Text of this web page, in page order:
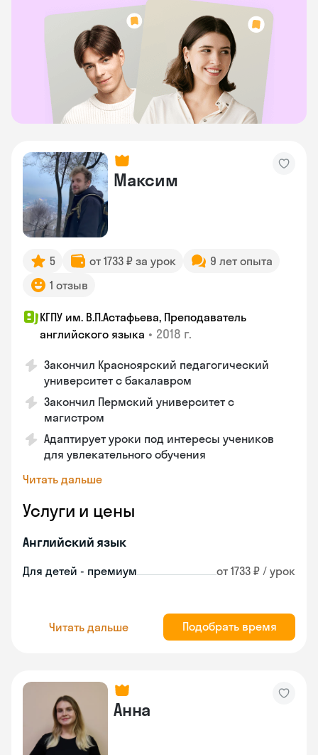
Максим
5 от 1733 ₽ за урок
9 лет опыта
1 отзыв
КГПУ им. В.П.Астафьева, Преподаватель
английского языка • 2018 г.
Закончил Красноярский педагогический
университет с бакалавром
Закончил Пермский университет с
магистром
Адаптирует уроки под интересы учеников
для увлекательного обучения
Читать дальше
Услуги и цены
Английский язык
Для детей - премиум от 1733 ₽ / урок
Читать дальше Подобрать время
Анна